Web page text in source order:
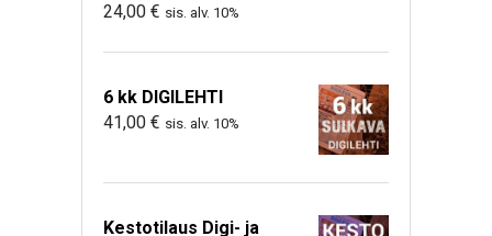
24,00 € sis. alv. 10%
6 kk DIGILEHTI
41,00 € sis. alv. 10%
Kestotilaus Digi- ja